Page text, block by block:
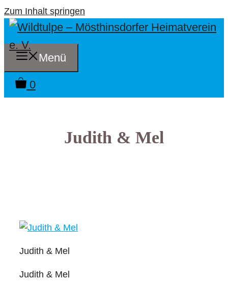
Zum Inhalt springen
Menü
0
Judith & Mel
Judith & Mel
Judith & Mel